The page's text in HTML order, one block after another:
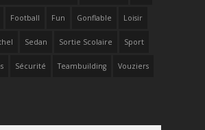
Football Fun Gonflable Loisir
Sedan Sortie Scolaire Sport
Sécurité Teambuilding Vouziers